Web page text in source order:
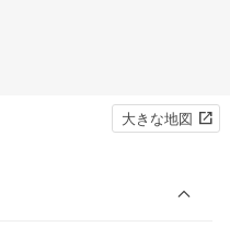
大きな地図